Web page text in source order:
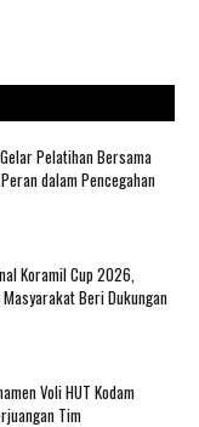
Pelatihan Bersama
dalam Pencegahan
Koramil Cup 2026,
Masyarakat Beri Dukungan
Voli HUT Kodam
Tim